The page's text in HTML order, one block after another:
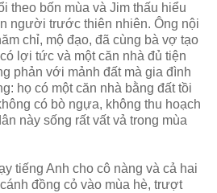
theo bốn mùa và Jim thấu hiểu
người trước thiên nhiên. Ông nội
chỉ, mộ đạo, đã cùng bà vợ tạo
lợi tức và một căn nhà đủ tiện
phản với mảnh đất mà gia đình
họ có một căn nhà bằng đất tồi
có bò ngựa, không thu hoạch
này sống rất vất vả trong mùa
tiếng Anh cho cô nàng và cả hai
đồng cỏ vào mùa hè, trượt